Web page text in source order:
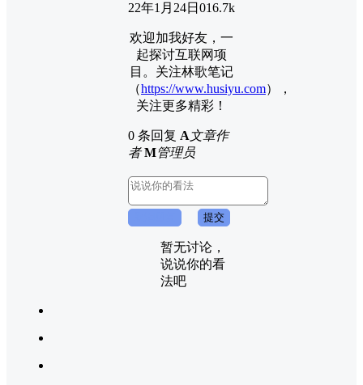
22年1月24日 016.7k
欢迎加我好友，一
起探讨互联网项
目。关注林歌笔记
（https://www.husiyu.com），
关注更多精彩！
0 条回复 A文章作
者 M管理员
提交
暂无讨论，
说说你的看
法吧